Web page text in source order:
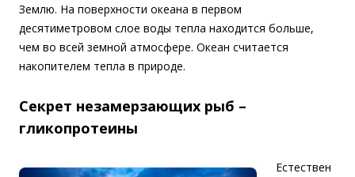
Землю. На поверхности океана в первом
десятиметровом слое воды тепла находится больше,
чем во всей земной атмосфере. Океан считается
накопителем тепла в природе.
Секрет незамерзающих рыб –
гликопротеины
Естествен